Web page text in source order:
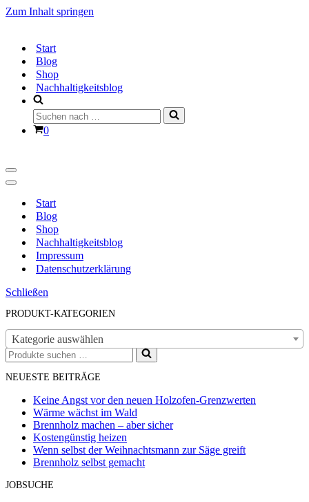
Zum Inhalt springen
Start
Blog
Shop
Nachhaltigkeitsblog
Suchen
nach …
Warenkorb
0
Navigationsmenü
Navigationsmenü
Start
Blog
Shop
Nachhaltigkeitsblog
Impressum
Datenschutzerklärung
Schließen
PRODUKT-KATEGORIEN
Kategorie auswählen
Suchen
nach …
NEUESTE BEITRÄGE
Keine Angst vor den neuen Holzofen-Grenzwerten
Wärme wächst im Wald
Brennholz machen – aber sicher
Kostengünstig heizen
Wenn selbst der Weihnachtsmann zur Säge greift
Brennholz selbst gemacht
JOBSUCHE